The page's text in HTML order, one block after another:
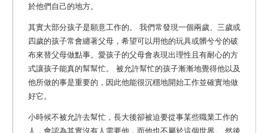
於他們自己的地方。
其實大部分孩子是願意工作的。 我們常發現一個兩歲、三歲或
四歲的孩子常會纏著父母，希望可以用他的玩具或髒兮兮的破
布來替父母做點事。愛孩子的父母會表現出理性且有耐心的方
式讓孩子能真的幫幫忙。 被允許幫忙的孩子漸漸地覺得他以及
他所做的事是重要的，因此他能很沉穩地開始工作並確實地做
好它。
小時候不被允許去幫忙，長大後卻被迫要從事某些職業工作的
人，會認為其實沒有人需要他，而他也不屬於這個世界。 然後